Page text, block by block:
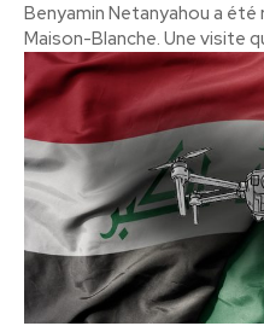
Benyamin Netanyahou a
Maison-Blanche. Une visite